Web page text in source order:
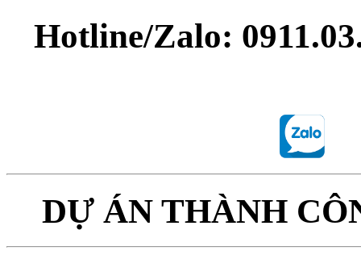
Hotline/Zalo:
DỰ ÁN THÀNH